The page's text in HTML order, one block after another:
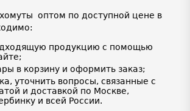
оптом по доступной цене в
продукцию с помощью
в корзину и оформить заказ;
уточнить вопросы, связанные с
и доставкой по Москве,
и всей России.